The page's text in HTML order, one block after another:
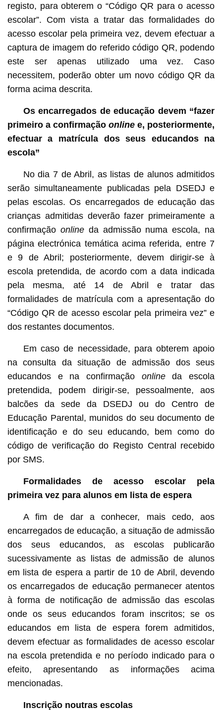
registo, para obterem o “Código QR para o acesso
escolar”. Com vista a tratar das formalidades do
acesso escolar pela primeira vez, devem efectuar a
captura de imagem do referido código QR, podendo
este ser apenas utilizado uma vez. Caso
necessitem, poderão obter um novo código QR da
forma acima descrita.
Os encarregados de educação devem “fazer
primeiro a confirmaçãoonline e, posteriormente,
efectuar a matrícula dos seus educandos na
escola”
No dia 7 de Abril, as listas de alunos admitidos
serão simultaneamente publicadas pela DSEDJ e
pelas escolas. Os encarregados de educação das
crianças admitidas deverão fazer primeiramente a
confirmação onlineda admissão numa escola, na
página electrónica temática acima referida, entre 7
e 9 de Abril; posteriormente, devem dirigir-se à
escola pretendida, de acordo com a data indicada
pela mesma, até 14 de Abril e tratar das
formalidades de matrícula com a apresentação do
“Código QR de acesso escolar pela primeira vez” e
dos restantes documentos.
Em caso de necessidade, para obterem apoio
na consulta da situação de admissão dos seus
educandos e na confirmação onlineda escola
pretendida, podem dirigir-se, pessoalmente, aos
balcões da sede da DSEDJ ou do Centro de
Educação Parental, munidos do seu documento de
identificação e do seu educando, bem como do
código de verificação do Registo Central recebido
por SMS.
Formalidades de acesso escolar pela
primeira vez para alunos em lista de espera
A fim de dar a conhecer, mais cedo, aos
encarregados de educação, a situação de admissão
dos seus educandos, as escolas publicarão
sucessivamente as listas de admissão de alunos
em lista de espera a partir de 10 de Abril, devendo
os encarregados de educação permanecer atentos
à forma de notificação de admissão das escolas
onde os seus educandos foram inscritos; se os
educandos em lista de espera forem admitidos,
devem efectuar as formalidades de acesso escolar
na escola pretendida e no período indicado para o
efeito, apresentando as informações acima
mencionadas.
Inscrição noutras escolas